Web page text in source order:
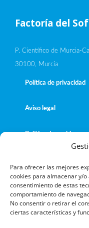
Para ofrecer las mejores
cookies para almacenar y/
consentimiento de estas
comportamiento de
No consentir o retirar el
ciertas características y
Factoría del
P. Científico de Murcia-
30100, Murcia
Política de privacidad
Aviso legal
Política de cookies